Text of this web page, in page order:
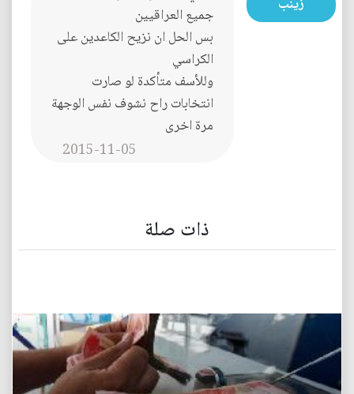
زينب
جميع العراقيين
بس الحل ان نزيح الكاعدين على
الكراسي
وللأسف متأكدة لو صارت
انتخابات راح نشوف نفس الوجهة
مرة اخرى
2015-11-05
ذات صلة